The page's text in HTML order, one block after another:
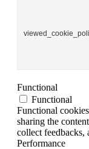
Functional
Functional
Functional
sharing the
collect feedbacks,
Performance